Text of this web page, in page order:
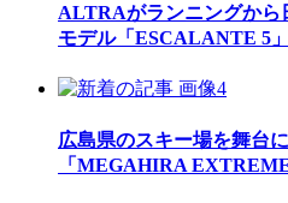
ALTRAがランニングから
モデル「ESCALANTE 5
広島県のスキー場を舞台
「MEGAHIRA